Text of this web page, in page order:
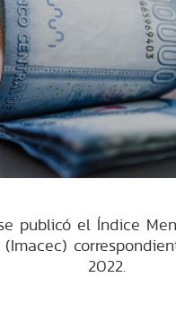
publicó el Índice
(Imacec)
2022.